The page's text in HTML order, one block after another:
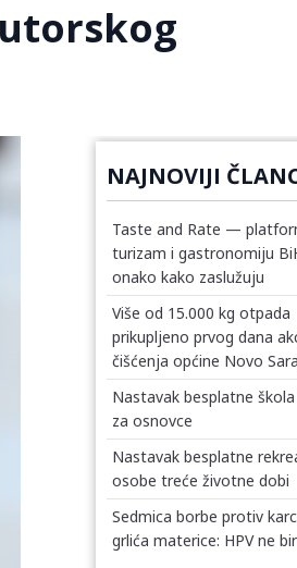
NAJNOVIJI
Taste and Rate —
turizam i gastronomiju
onako kako zaslužuju
Više od 15.000 kg otpada
prikupljeno prvog dana
čišćenja općine Novo
Nastavak besplatne
za osnovce
Nastavak besplatne
osobe treće životne dobi
Sedmica borbe protiv
grlića materice: HPV ne